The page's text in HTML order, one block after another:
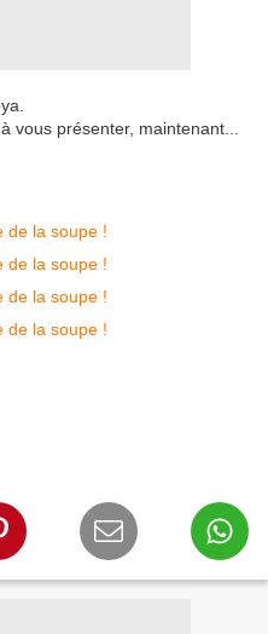
vous présenter, maintenant...